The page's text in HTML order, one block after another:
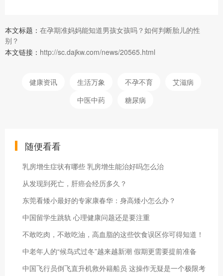
本文标题： 在孕期准妈妈能知道男孩女孩吗？如何判断胎儿的性
别？
本文链接： http://sc.dajkw.com/news/20565.html
健康资讯 生活万象 不孕不育
艾滋病
中医中药
糖尿病
随便看看
乳房增生症状有哪些 乳房增生能治好吗怎么治
从发现到死亡，肝癌会经历多久？
东莞看矮小最好的专家康春华：身高矮小怎么办？
中国留学生跳轨 心理健康问题还是要注重
不敢吃肉，不敢吃油，高血脂的这些饮食误区你可得知道！
中老年人的“候鸟式过冬”越来越新潮 假期更需要提前准备
中国飞行员倒飞直升机救外籍船员 这操作无疑是一个极限考